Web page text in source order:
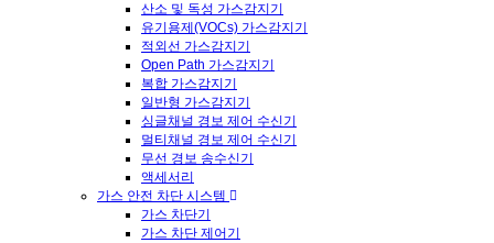
산소 및 독성 가스감지기
유기용제(VOCs) 가스감지기
적외선 가스감지기
Open Path 가스감지기
복합 가스감지기
일반형 가스감지기
싱글채널 경보 제어 수신기
멀티채널 경보 제어 수신기
무선 경보 송수신기
액세서리
가스 안전 차단 시스템
가스 차단기
가스 차단 제어기